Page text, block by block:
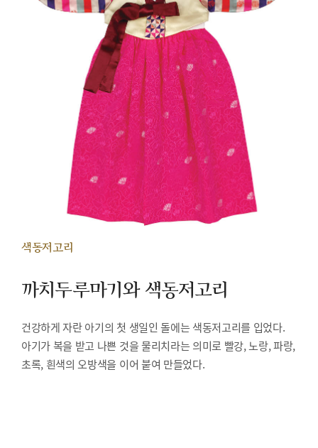
색동저고리
까치두루마기와 색동저고리
건강하게 자란 아기의 첫 생일인 돌에는 색동저고리를 입었다.
아기가 복을 받고 나쁜 것을 물리치라는 의미로 빨강, 노랑, 파랑,
초록, 흰색의 오방색을 이어 붙여 만들었다.